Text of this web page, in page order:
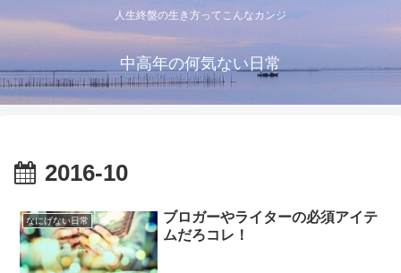
人生終盤の生き方ってこんなカンジ
中高年の何気ない日常
2016-10
なにげない日常
ブロガーやライターの必須アイテ
ムだろコレ！